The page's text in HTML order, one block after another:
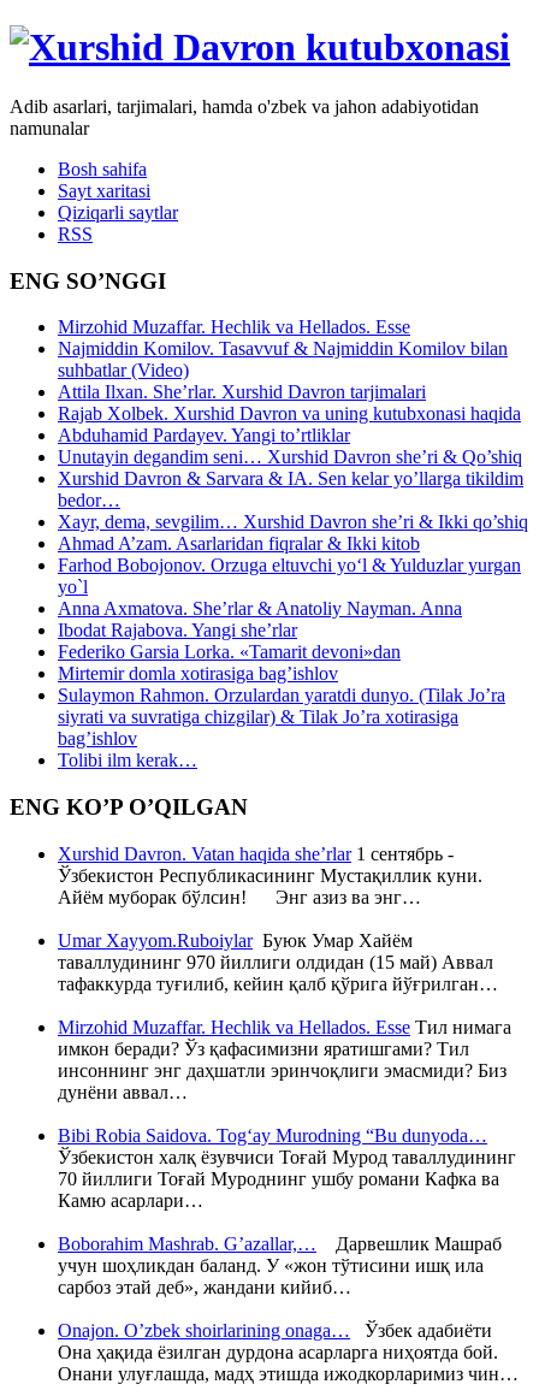
Adib asarlari, tarjimalari, hamda o'zbek va jahon adabiyotidan
namunalar
Bosh sahifa
Sayt xaritasi
Qiziqarli saytlar
RSS
ENG SO’NGGI
Mirzohid Muzaffar. Hechlik va Hellados. Esse
Najmiddin Komilov. Tasavvuf & Najmiddin Komilov bilan
suhbatlar (Video)
Attila Ilxan. She’rlar. Xurshid Davron tarjimalari
Rajab Xolbek. Xurshid Davron va uning kutubxonasi haqida
Abduhamid Pardayev. Yangi to’rtliklar
Unutayin degandim seni… Xurshid Davron she’ri & Qo’shiq
Xurshid Davron & Sarvara & IA. Sen kelar yo’llarga tikildim
bedor…
Xayr, dema, sevgilim… Xurshid Davron she’ri & Ikki qo’shiq
Ahmad A’zam. Asarlaridan fiqralar & Ikki kitob
Farhod Bobojonov. Orzuga eltuvchi yo‘l & Yulduzlar yurgan
yo`l
Anna Axmatova. She’rlar & Anatoliy Nayman. Anna
Ibodat Rajabova. Yangi she’rlar
Federiko Garsia Lorka. «Tamarit devoni»dan
Mirtemir domla xotirasiga bag’ishlov
Sulaymon Rahmon. Orzulardan yaratdi dunyo. (Tilak Jo’ra
siyrati va suvratiga chizgilar) & Tilak Jo’ra xotirasiga
bag’ishlov
Tolibi ilm kerak…
ENG KO’P O’QILGAN
Xurshid Davron. Vatan haqida she’rlar1 сентябрь -
Ўзбекистон Республикасининг Мустақиллик куни.
Айём муборак бўлсин! Энг азиз ва энг…
Umar Xayyom.RuboiylarБуюк Умар Хайём
таваллудининг 970 йиллиги олдидан (15 май) Аввал
тафаккурда туғилиб, кейин қалб қўрига йўғрилган…
Mirzohid Muzaffar. Hechlik va Hellados. Esse Тил нимага
имкон беради? Ўз қафасимизни яратишгами? Тил
инсоннинг энг даҳшатли эринчоқлиги эмасмиди? Биз
дунёни аввал…
Bibi Robia Saidova. Tog‘ay Murodning “Bu dunyoda…
Ўзбекистон халқ ёзувчиси Тоғай Мурод таваллудининг
70 йиллиги Тоғай Муроднинг ушбу романи Кафка ва
Камю асарлари…
Boborahim Mashrab. G’azallar,… Дарвешлик Машраб
учун шоҳликдан баланд. У «жон тўтисини ишқ ила
сарбоз этай деб», жандани кийиб…
Onajon. O’zbek shoirlarining onaga… Ўзбек адабиёти
Она ҳақида ёзилган дурдона асарларга ниҳоятда бой.
Онани улуғлашда, мадҳ этишда ижодкорларимиз чин…